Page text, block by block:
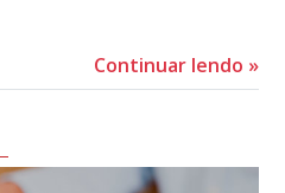
Continuar lendo »